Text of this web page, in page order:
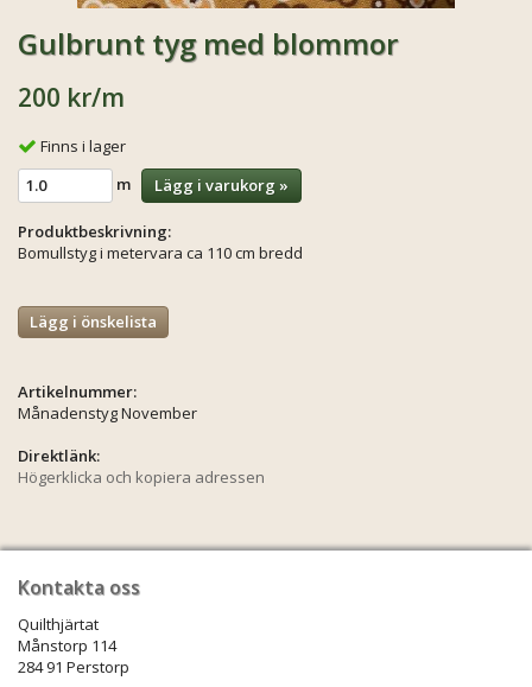
Gulbrunt tyg med blommor
200 kr/m
Finns i lager
m
Lägg i varukorg »
Produktbeskrivning:
Bomullstyg i metervara ca 110 cm bredd
Lägg i önskelista
Artikelnummer:
Månadenstyg November
Direktlänk:
Högerklicka och kopiera adressen
Kontakta oss
Quilthjärtat
Månstorp 114
284 91 Perstorp